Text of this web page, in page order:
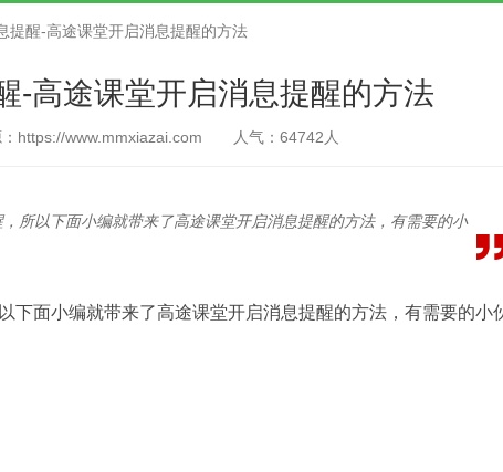
提醒-高途课堂开启消息提醒的方法
-高途课堂开启消息提醒的方法
https://www.mmxiazai.com 人气： 64742 人
所以下面小编就带来了高途课堂开启消息提醒的方法，有需要的小
下面小编就带来了高途课堂开启消息提醒的方法，有需要的小